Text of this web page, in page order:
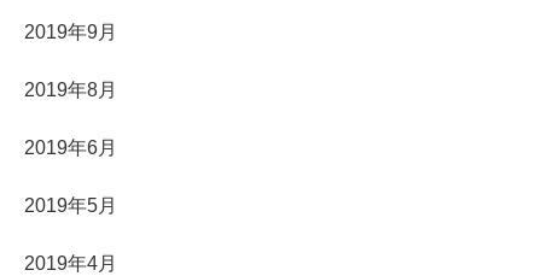
2019年9月
2019年8月
2019年6月
2019年5月
2019年4月